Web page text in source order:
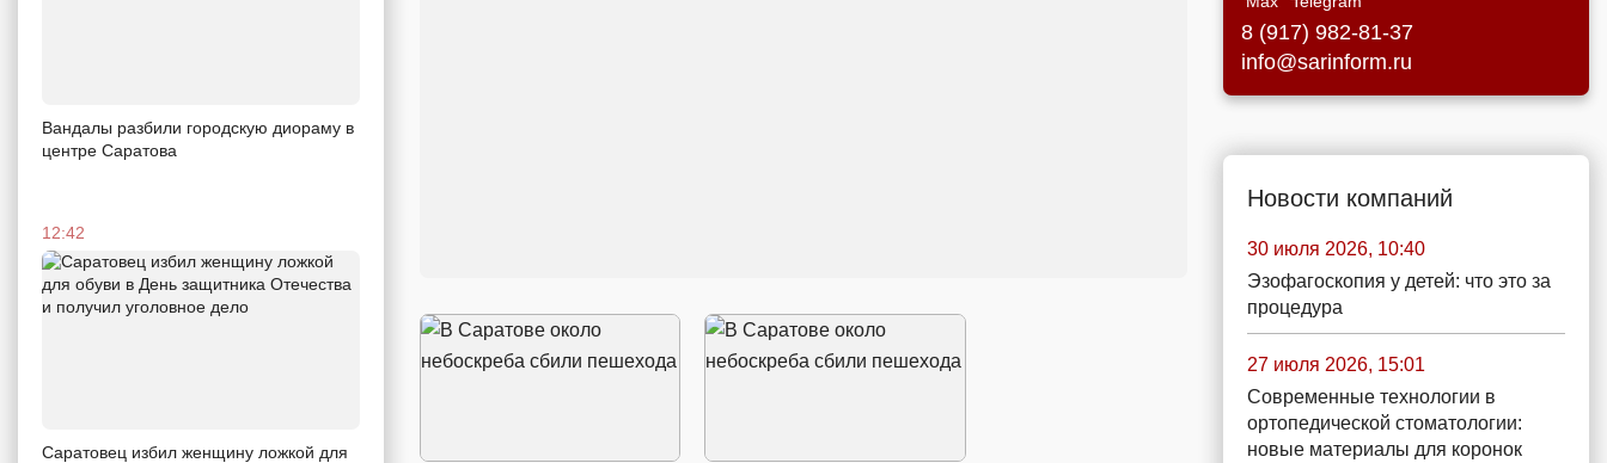
Вандалы разбили городскую диораму в
центре Саратова
12:42
Саратовец избил женщину ложкой для
8 (917) 982-81-37
info@sarinform.ru
Новости компаний
30 июля 2026, 10:40
Эзофагоскопия у детей: что это за
процедура
27 июля 2026, 15:01
Современные технологии в
ортопедической стоматологии:
новые материалы для коронок